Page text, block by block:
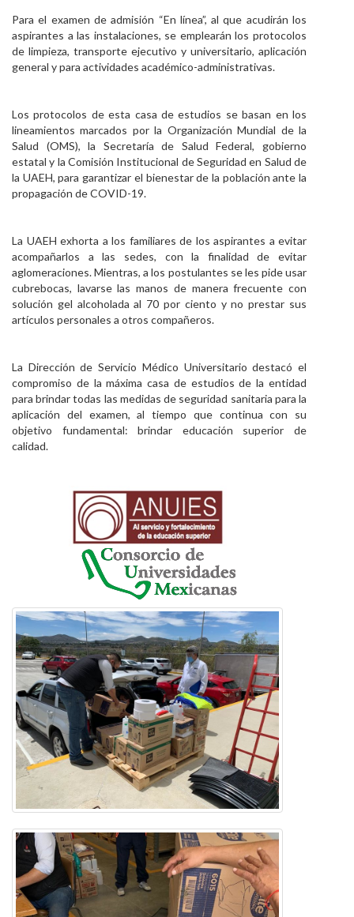
Para el examen de admisión “En línea”, al que acudirán los
aspirantes a las instalaciones, se emplearán los protocolos
de limpieza, transporte ejecutivo y universitario, aplicación
general y para actividades académico-administrativas.
Los protocolos de esta casa de estudios se basan en los
lineamientos marcados por la Organización Mundial de la
Salud (OMS), la Secretaría de Salud Federal, gobierno
estatal y la Comisión Institucional de Seguridad en Salud de
la UAEH, para garantizar el bienestar de la población ante la
propagación de COVID-19.
La UAEH exhorta a los familiares de los aspirantes a evitar
acompañarlos a las sedes, con la finalidad de evitar
aglomeraciones. Mientras, a los postulantes se les pide usar
cubrebocas, lavarse las manos de manera frecuente con
solución gel alcoholada al 70 por ciento y no prestar sus
artículos personales a otros compañeros.
La Dirección de Servicio Médico Universitario destacó el
compromiso de la máxima casa de estudios de la entidad
para brindar todas las medidas de seguridad sanitaria para la
aplicación del examen, al tiempo que continua con su
objetivo fundamental: brindar educación superior de
calidad.